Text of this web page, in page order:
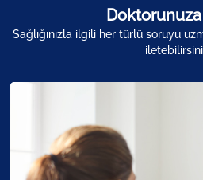
Sağlığınızla ilgili her türlü soruyu